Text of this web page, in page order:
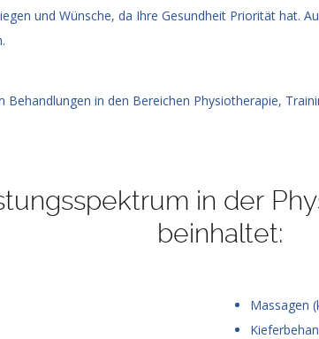
und Wünsche, da Ihre Gesundheit Priorität hat.
Behandlungen in den Bereichen Physiotherapie,
in der
beinhaltet:
Massagen